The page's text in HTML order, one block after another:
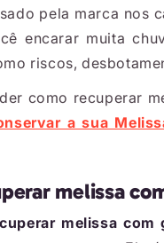
pela marca nos
encarar muita
riscos,
como recuperar
a sua
melissa
melissa com